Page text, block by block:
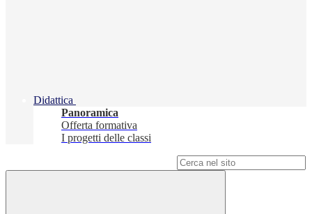
Didattica
Panoramica
Offerta formativa
I progetti delle classi